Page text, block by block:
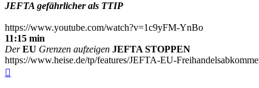
JEFTA gefährlicher als TTIP
https://www.youtube.com/watch?v=1c9yFM-YnBo
11:15 min
Der EU Grenzen aufzeigen JEFTA STOPPEN
https://www.heise.de/tp/features/JEFTA-EU-